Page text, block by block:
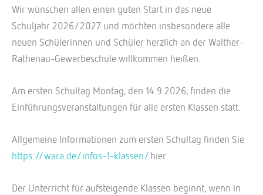
Wir wünschen allen einen guten Start in das neue
Schuljahr 2026/2027 und möchten insbesondere alle
neuen Schülerinnen und Schüler herzlich an der Walther-
Rathenau-Gewerbeschule willkommen heißen.
Am ersten Schultag Montag, den 14.9.2026, finden die
Einführungsveranstaltungen für alle ersten Klassen statt.
Allgemeine Informationen zum ersten Schultag finden Sie
https://wara.de/infos-1-klassen/hier.
Der Unterricht für aufsteigende Klassen beginnt, wenn in